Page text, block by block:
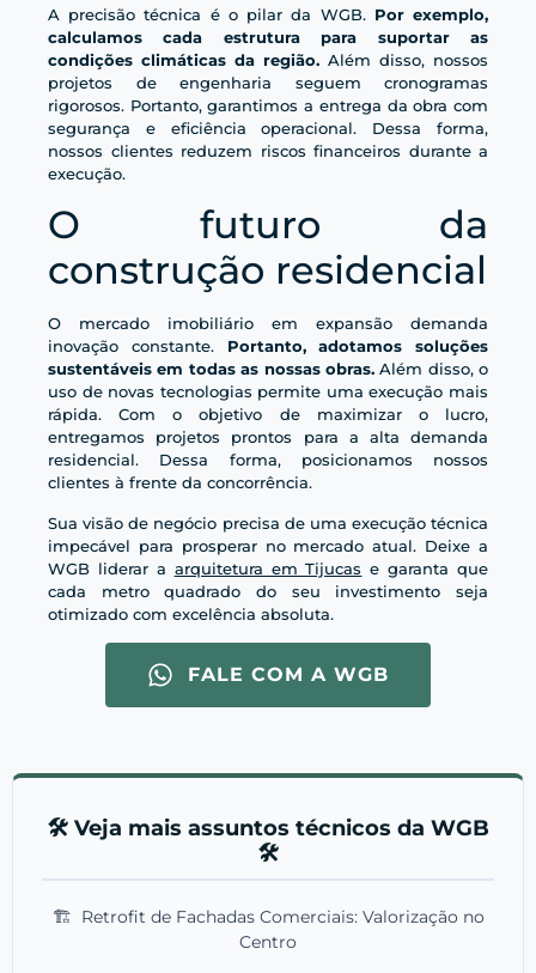
A precisão técnica é o pilar da WGB. Por exemplo,
calculamos cada estrutura para suportar as
condições climáticas da região. Além disso, nossos
projetos de engenharia seguem cronogramas
rigorosos. Portanto, garantimos a entrega da obra com
segurança e eficiência operacional. Dessa forma,
nossos clientes reduzem riscos financeiros durante a
execução.
O futuro da
construção residencial
O mercado imobiliário em expansão demanda
inovação constante. Portanto, adotamos soluções
sustentáveis em todas as nossas obras.Além disso, o
uso de novas tecnologias permite uma execução mais
rápida. Com o objetivo de maximizar o lucro,
entregamos projetos prontos para a alta demanda
residencial. Dessa forma, posicionamos nossos
clientes à frente da concorrência.
Sua visão de negócio precisa de uma execução técnica
impecável para prosperar no mercado atual. Deixe a
WGB liderar a arquitetura em Tijucas e garanta que
cada metro quadrado do seu investimento seja
otimizado com excelência absoluta.
FALE COM A WGB
🛠️ Veja mais assuntos técnicos da WGB
🛠️
🏗️ Retrofit de Fachadas Comerciais: Valorização no
Centro